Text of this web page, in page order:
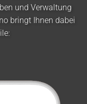
und Verwaltung
bringt Ihnen dabei